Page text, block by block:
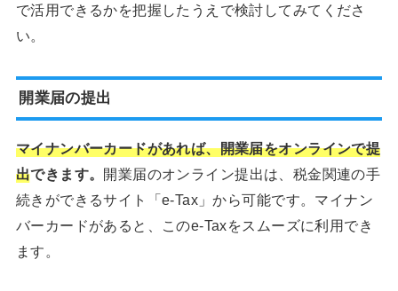
で活用できるかを把握したうえで検討してみてくださ
い。
開業届の提出
マイナンバーカードがあれば、開業届をオンラインで提
出できます。 開業届のオンライン提出は、税金関連の手
続きができるサイト「e-Tax」から可能です。マイナン
バーカードがあると、このe-Taxをスムーズに利用でき
ます。